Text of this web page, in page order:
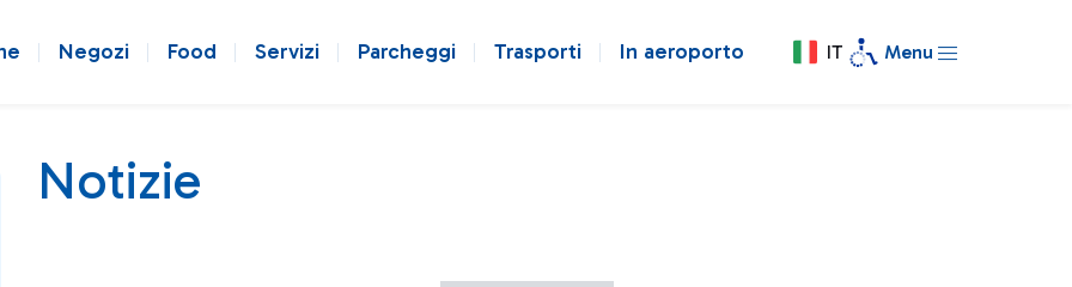
Negozi Food Servizi Parcheggi Trasporti In aeroporto IT Menu
Notizie